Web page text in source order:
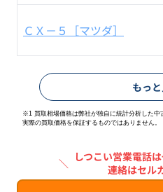
ＣＸ－５［マツダ］
もっ
※1 買取相場価格は弊社が独自に統計分析した中
実際の買取価格を保証するものではありません。
＼ しつこい営業電話
連絡はセル